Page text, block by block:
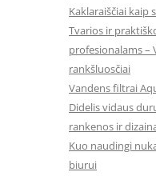
Kaklaraiščiai kaip
Tvarios ir
profesionalams –
rankšluosčiai
Vandens filtrai
Didelis vidaus
rankenos ir
Kuo naudingi
biurui